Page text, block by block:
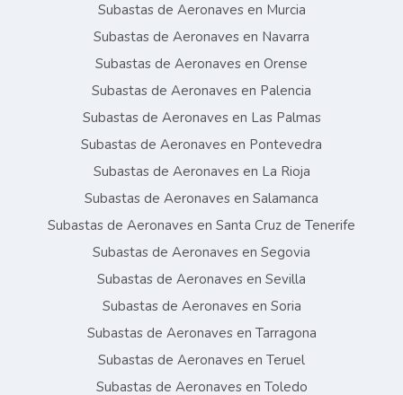
Subastas de Aeronaves en Murcia
Subastas de Aeronaves en Navarra
Subastas de Aeronaves en Orense
Subastas de Aeronaves en Palencia
Subastas de Aeronaves en Las Palmas
Subastas de Aeronaves en Pontevedra
Subastas de Aeronaves en La Rioja
Subastas de Aeronaves en Salamanca
Subastas de Aeronaves en Santa Cruz de Tenerife
Subastas de Aeronaves en Segovia
Subastas de Aeronaves en Sevilla
Subastas de Aeronaves en Soria
Subastas de Aeronaves en Tarragona
Subastas de Aeronaves en Teruel
Subastas de Aeronaves en Toledo